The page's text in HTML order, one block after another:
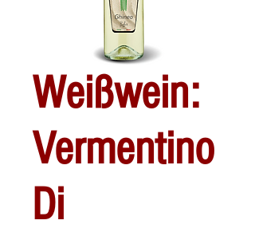
Weißwein:
Vermentino
Di